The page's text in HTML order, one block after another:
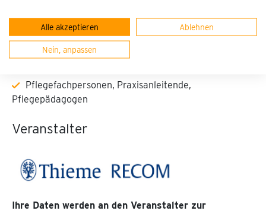
Alle akzeptieren Ablehnen
Nein, anpassen
Adresse registrieren.“
Zielgruppe
Pflegefachpersonen, Praxisanleitende,
Pflegepädagogen
Veranstalter
Ihre Daten werden an den Veranstalter zur